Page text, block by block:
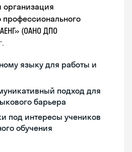
профессионального
(ОАНО ДПО
языку для работы и
подход для
барьера
под интересы учеников
обучения